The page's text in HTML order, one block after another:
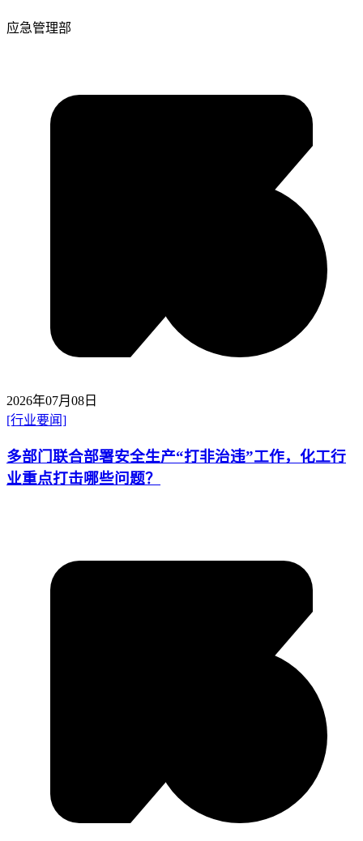
应急管理部
2026年07月08日
[行业要闻]
多部门联合部署安全生产“打非治违”工作，化工行
业重点打击哪些问题？